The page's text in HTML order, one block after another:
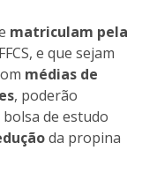
matriculam pela
e que sejam
médias de
, poderão
de estudo
da propina